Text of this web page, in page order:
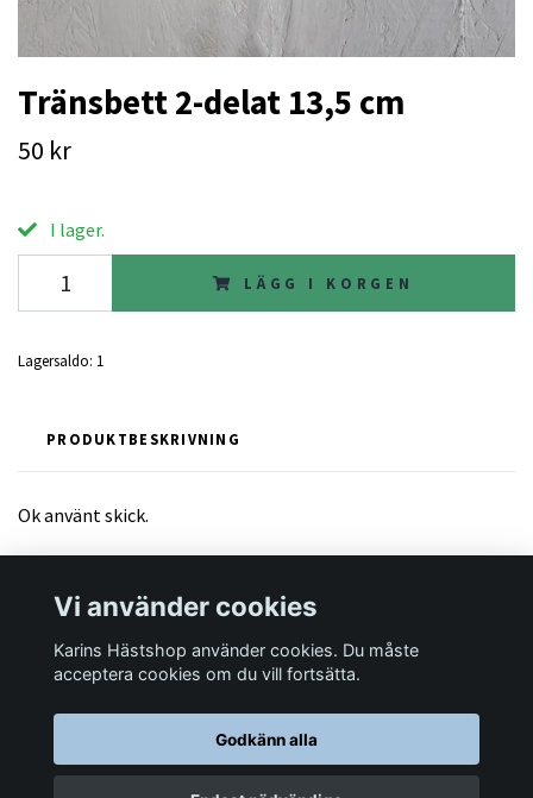
Tränsbett 2-delat 13,5 cm
50 kr
I lager.
LÄGG I KORGEN
Lagersaldo: 1
PRODUKTBESKRIVNING
Ok använt skick.
Läs mer
© 2026 Karins Hästshop
Vi använder cookies
Karins Hästshop använder cookies. Du måste
acceptera cookies om du vill fortsätta.
Godkänn alla